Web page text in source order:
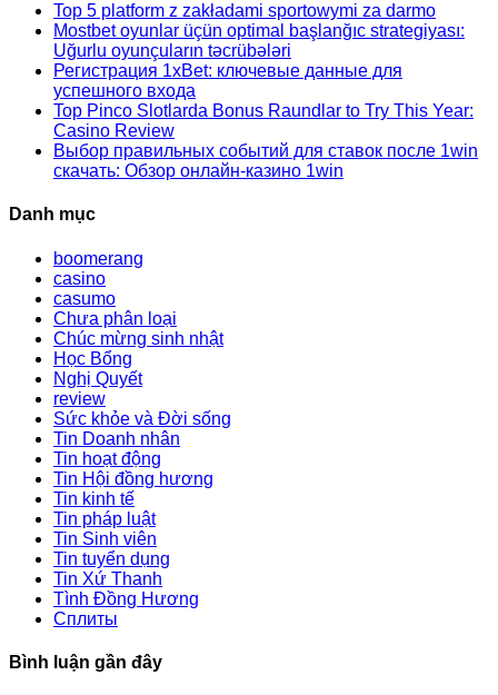
Top 5 platform z zakładami sportowymi za darmo
Mostbet oyunlar üçün optimal başlanğıc strategiyası:
Uğurlu oyunçuların təcrübələri
Регистрация 1xBet: ключевые данные для
успешного входа
Top Pinco Slotlarda Bonus Raundlar to Try This Year:
Casino Review
Выбор правильных событий для ставок после 1win
скачать: Обзор онлайн-казино 1win
Danh mục
boomerang
casino
casumo
Chưa phân loại
Chúc mừng sinh nhật
Học Bổng
Nghị Quyết
review
Sức khỏe và Đời sống
Tin Doanh nhân
Tin hoạt động
Tin Hội đồng hương
Tin kinh tế
Tin pháp luật
Tin Sinh viên
Tin tuyển dụng
Tin Xứ Thanh
Tình Đồng Hương
Сплиты
Bình luận gần đây